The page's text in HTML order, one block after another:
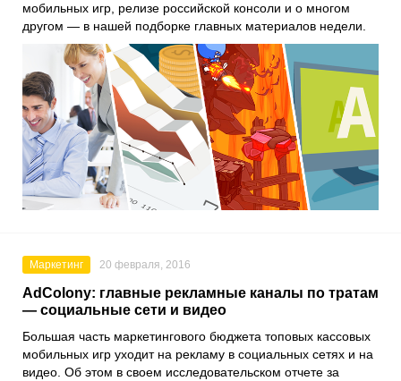
мобильных игр, релизе российской консоли и о многом
другом — в нашей подборке главных материалов недели.
Маркетинг 20 февраля, 2016
AdColony: главные рекламные каналы по тратам
— социальные сети и видео
Большая часть маркетингового бюджета топовых кассовых
мобильных игр уходит на рекламу в социальных сетях и на
видео. Об этом в своем исследовательском отчете за